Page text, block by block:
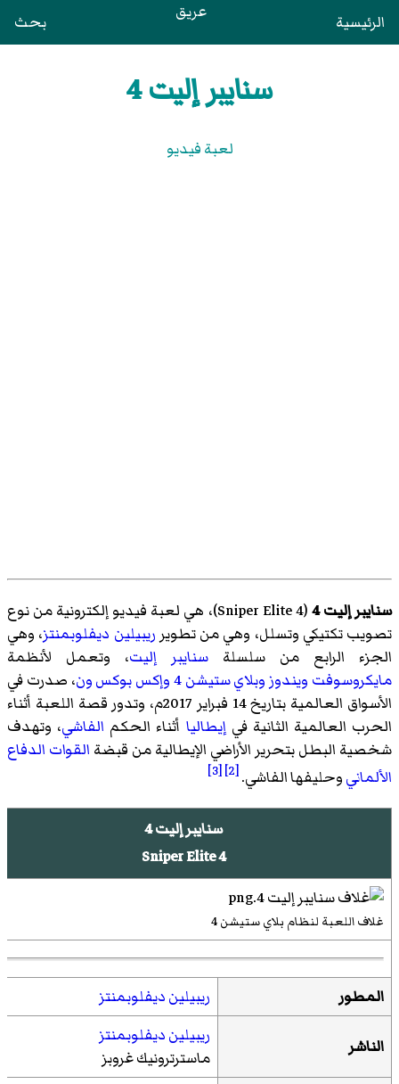
الرئيسية عريق بحث
سنايبر إليت 4
لعبة فيديو
سنايبر إليت 4 (
Sniper Elite 4)‏، هي لعبة فيديو إلكترونية من نوع
تصويب تكتيكي وتسلل، وهي من تطوير ريبيلين ديفلوبمنتز، وهي
الجزء الرابع من سلسلة سنايبر إليت، وتعمل لأنظمة
مايكروسوفت ويندوز وبلاي ستيشن 4 وإكس بوكس ون، صدرت في
الأسواق العالمية بتاريخ 14 فبراير 2017م، وتدور قصة اللعبة أثناء
الحرب العالمية الثانية فيإيطاليا أثناء الحكم الفاشي، وتهدف
شخصية البطل بتحرير الأراضي الإيطالية من قبضة القوات الدفاع
الألمانيوحليفها الفاشي.[2]
[3]
سنايبر إليت 4
Sniper Elite 4
غلاف اللعبة لنظام بلاي ستيشن 4
المطور ريبيلين ديفلوبمنتز
الناشر
ريبيلين ديفلوبمنتز
ماسترترونيك غروبز